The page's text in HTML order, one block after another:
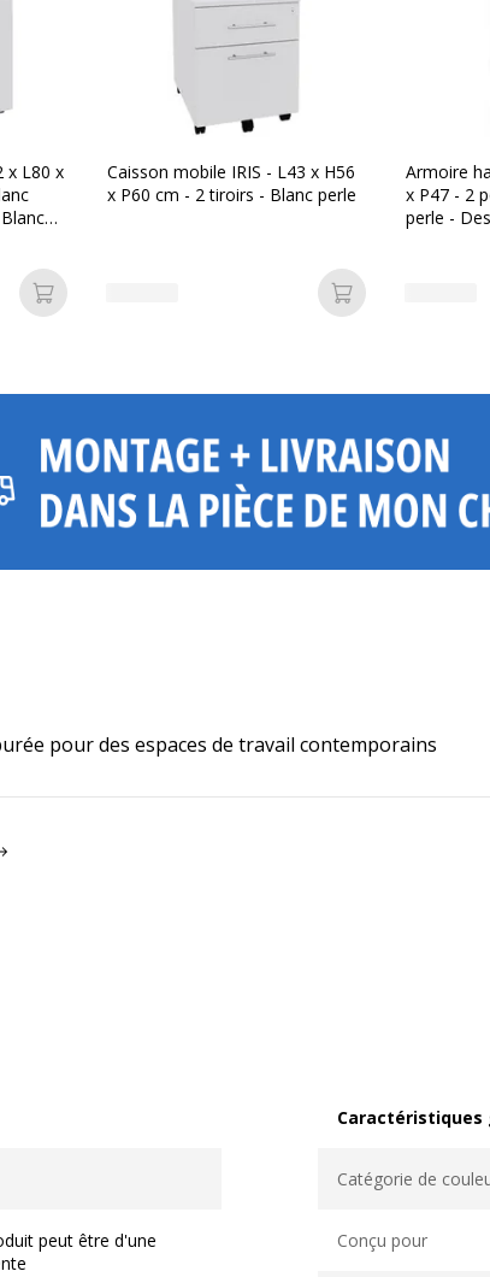
x L80 x
Ajouter au panier
Caisson mobile IRIS - L43 x H56
x P60 cm - 2 tiroirs - Blanc perle
Ajouter au
Armoire
x P47 - 2
perle -
pour des espaces de travail contemporains
peut être d'une
Caractéristiques
Catégorie de
Conçu pour